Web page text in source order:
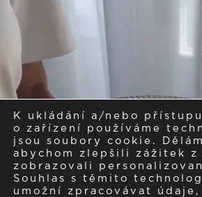
K ukládání a/nebo
o zařízení používáme
jsou soubory cookie.
abychom zlepšili zážitek z
zobrazovali
Souhlas s těmito
umožní zpracovávat